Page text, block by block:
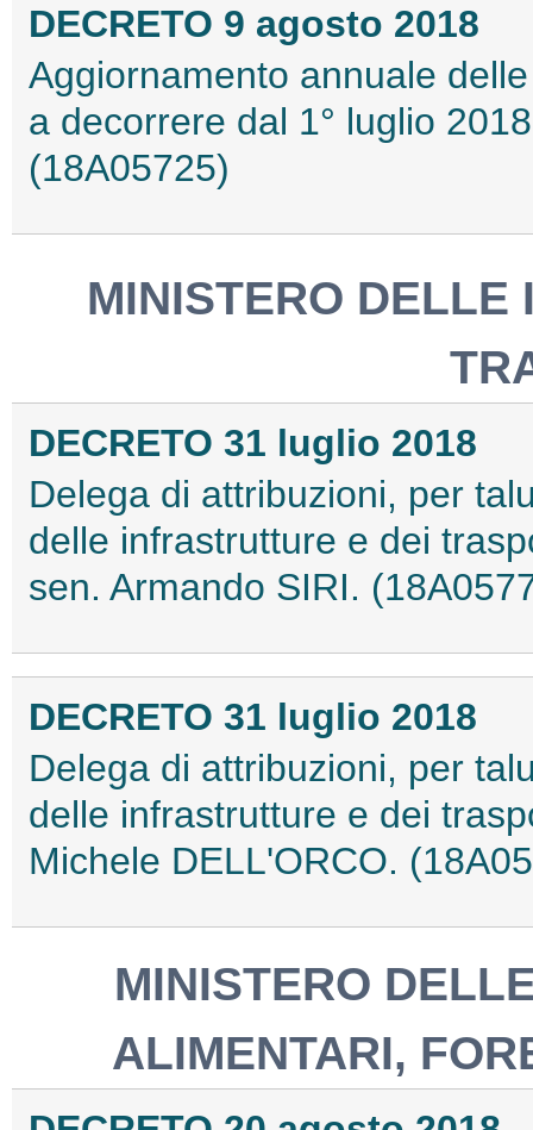
DECRETO 9 agosto 2018
Aggiornamento annuale
a decorrere dal 1° luglio
(18A05725)
MINISTERO DELLE
DECRETO 31 luglio 2018
Delega di attribuzioni, per
delle infrastrutture e dei
sen. Armando SIRI.
DECRETO 31 luglio 2018
Delega di attribuzioni, per
delle infrastrutture e dei
Michele DELL'ORCO.
MINISTERO
ALIMENTARI,